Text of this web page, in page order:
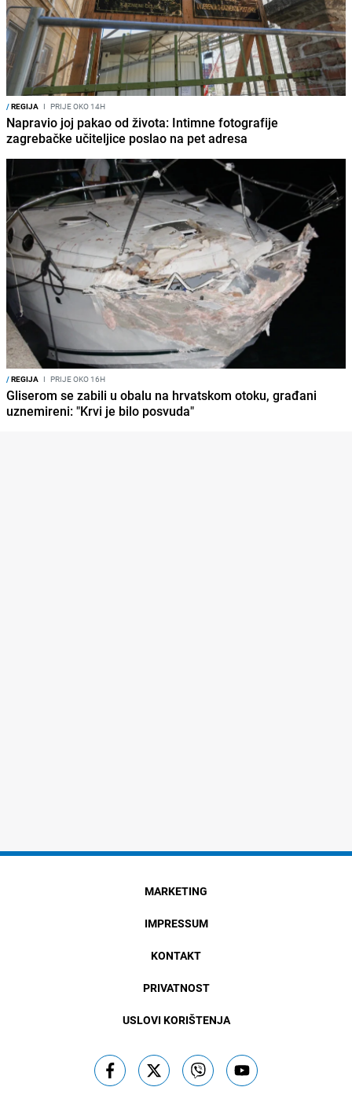
/REGIJA I PRIJE OKO 14H
Napravio joj pakao od života: Intimne fotografije
zagrebačke učiteljice poslao na pet adresa
/REGIJA I PRIJE OKO 16H
Gliserom se zabili u obalu na hrvatskom otoku, građani
uznemireni: "Krvi je bilo posvuda"
MARKETING
IMPRESSUM
KONTAKT
PRIVATNOST
USLOVI KORIŠTENJA